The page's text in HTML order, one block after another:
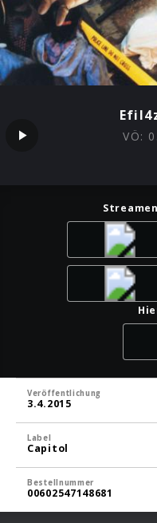
VÖ:
Veröffentlichung
3.4.2015
Label
Capitol
Bestellnummer
00602547148681